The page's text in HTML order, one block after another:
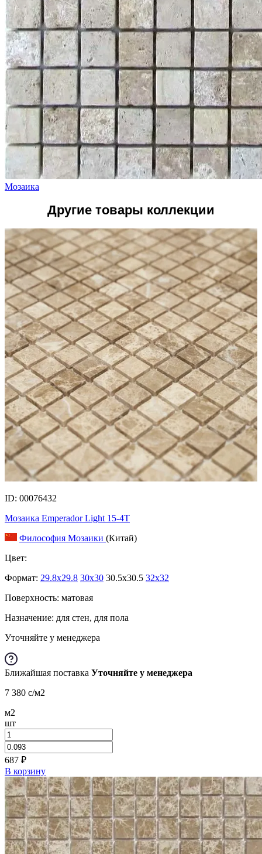
Мозаика
Другие товары коллекции
ID: 00076432
Мозаика Emperador Light 15-4T
Философия Мозаики (Китай)
Цвет:
Формат: 29.8x29.8 30x30 30.5x30.5 32x32
Поверхность: матовая
Назначение: для стен, для пола
Уточняйте у менеджера
Ближайшая поставка Уточняйте у менеджера
7 380 c/м2
м2
шт
687 ₽
В корзину